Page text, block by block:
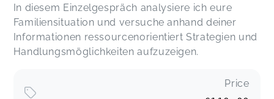
In diesem Einzelgespräch analysiere ich eure
Familiensituation und versuche anhand deiner
Informationen ressourcenorientiert Strategien und
Handlungsmöglichkeiten aufzuzeigen.
Price